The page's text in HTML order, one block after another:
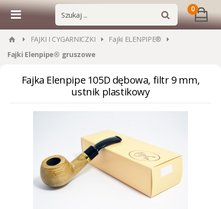
0
FAJKI I CYGARNICZKI
Fajki ELENPIPE®
Fajki Elenpipe® gruszowe
Fajka Elenpipe 105D dębowa, filtr 9 mm,
ustnik plastikowy